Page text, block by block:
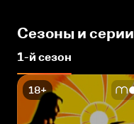
Сезоны и серии
1-й сезон
18+